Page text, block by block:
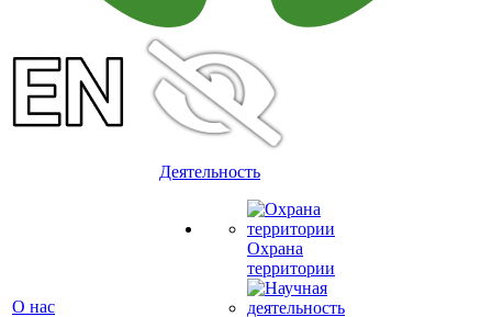
О нас
Деятельность
Охрана
территории